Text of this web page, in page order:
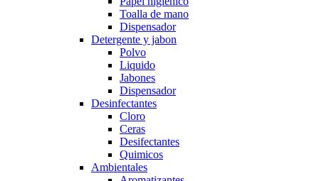
Toalla de mano
Dispensador
Detergente y jabon
Polvo
Liquido
Jabones
Dispensador
Desinfectantes
Cloro
Ceras
Desifectantes
Quimicos
Ambientales